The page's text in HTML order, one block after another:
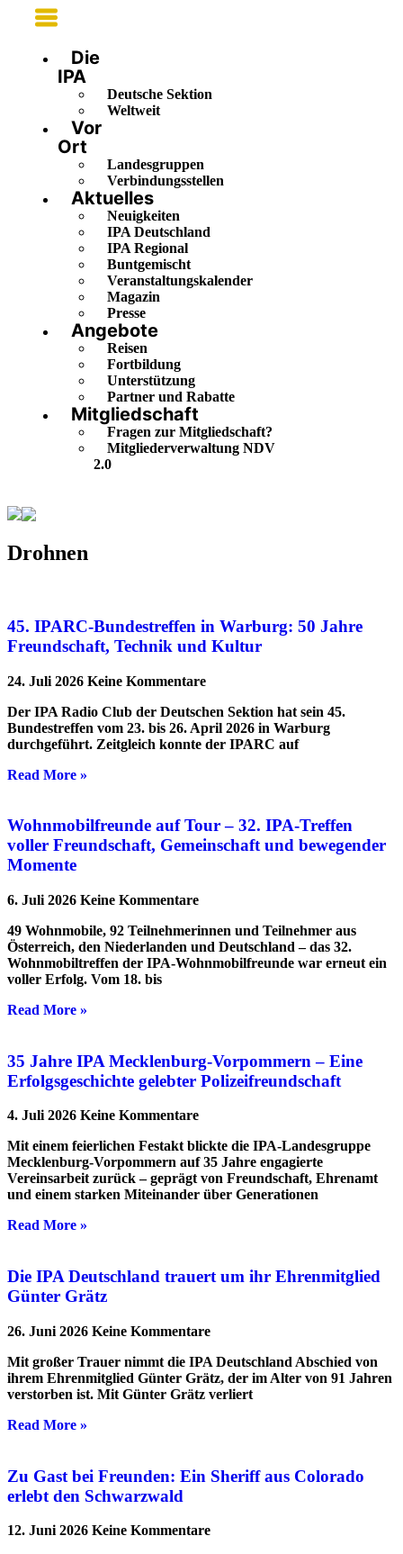
Main
Menu
Die
IPA
Deutsche Sektion
Weltweit
Vor
Ort
Landesgruppen
Verbindungsstellen
Aktuelles
Neuigkeiten
IPA Deutschland
IPA Regional
Buntgemischt
Veranstaltungskalender
Magazin
Presse
Angebote
Reisen
Fortbildung
Unterstützung
Partner und Rabatte
Mitgliedschaft
Fragen zur Mitgliedschaft?
Mitgliederverwaltung NDV
2.0
Drohnen
45. IPARC-Bundestreffen in Warburg: 50 Jahre
Freundschaft, Technik und Kultur
24. Juli 2026 Keine Kommentare
Der IPA Radio Club der Deutschen Sektion hat sein 45.
Bundestreffen vom 23. bis 26. April 2026 in Warburg
durchgeführt. Zeitgleich konnte der IPARC auf
Read More »
Wohnmobilfreunde auf Tour – 32. IPA-Treffen
voller Freundschaft, Gemeinschaft und bewegender
Momente
6. Juli 2026 Keine Kommentare
49 Wohnmobile, 92 Teilnehmerinnen und Teilnehmer aus
Österreich, den Niederlanden und Deutschland – das 32.
Wohnmobiltreffen der IPA-Wohnmobilfreunde war erneut ein
voller Erfolg. Vom 18. bis
Read More »
35 Jahre IPA Mecklenburg-Vorpommern – Eine
Erfolgsgeschichte gelebter Polizeifreundschaft
4. Juli 2026 Keine Kommentare
Mit einem feierlichen Festakt blickte die IPA-Landesgruppe
Mecklenburg-Vorpommern auf 35 Jahre engagierte
Vereinsarbeit zurück – geprägt von Freundschaft, Ehrenamt
und einem starken Miteinander über Generationen
Read More »
Die IPA Deutschland trauert um ihr Ehrenmitglied
Günter Grätz
26. Juni 2026 Keine Kommentare
Mit großer Trauer nimmt die IPA Deutschland Abschied von
ihrem Ehrenmitglied Günter Grätz, der im Alter von 91 Jahren
verstorben ist. Mit Günter Grätz verliert
Read More »
Zu Gast bei Freunden: Ein Sheriff aus Colorado
erlebt den Schwarzwald
12. Juni 2026 Keine Kommentare